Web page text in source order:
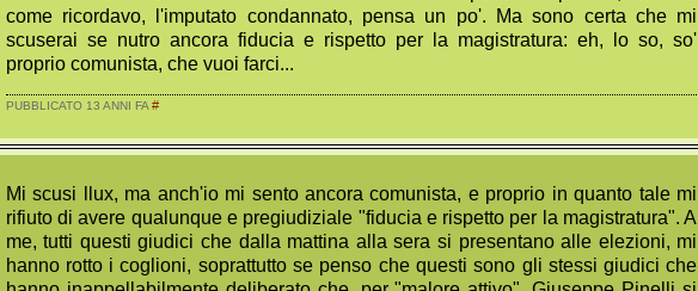
come ricordavo, l'imputato condannato, pensa un po'. Ma sono certa che mi
scuserai se nutro ancora fiducia e rispetto per la magistratura: eh, lo so, so'
proprio comunista, che vuoi farci...
PUBBLICATO 13 ANNI FA #
Mi scusi llux, ma anch'io mi sento ancora comunista, e proprio in quanto tale mi
rifiuto di avere qualunque e pregiudiziale "fiducia e rispetto per la magistratura". A
me, tutti questi giudici che dalla mattina alla sera si presentano alle elezioni, mi
hanno rotto i coglioni, soprattutto se penso che questi sono gli stessi giudici che